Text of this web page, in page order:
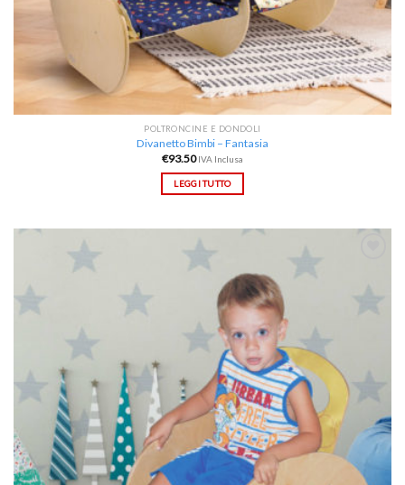
POLTRONCINE E DONDOLI
Divanetto Bimbi – Fantasia
€93.50 IVA Inclusa
LEGGI TUTTO